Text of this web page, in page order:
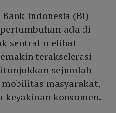
Indonesia (BI)
ada di
sentral melihat
terakselerasi
sejumlah
masyarakat,
keyakinan konsumen.